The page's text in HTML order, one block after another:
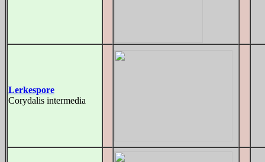
Lerkespore
Corydalis intermedia